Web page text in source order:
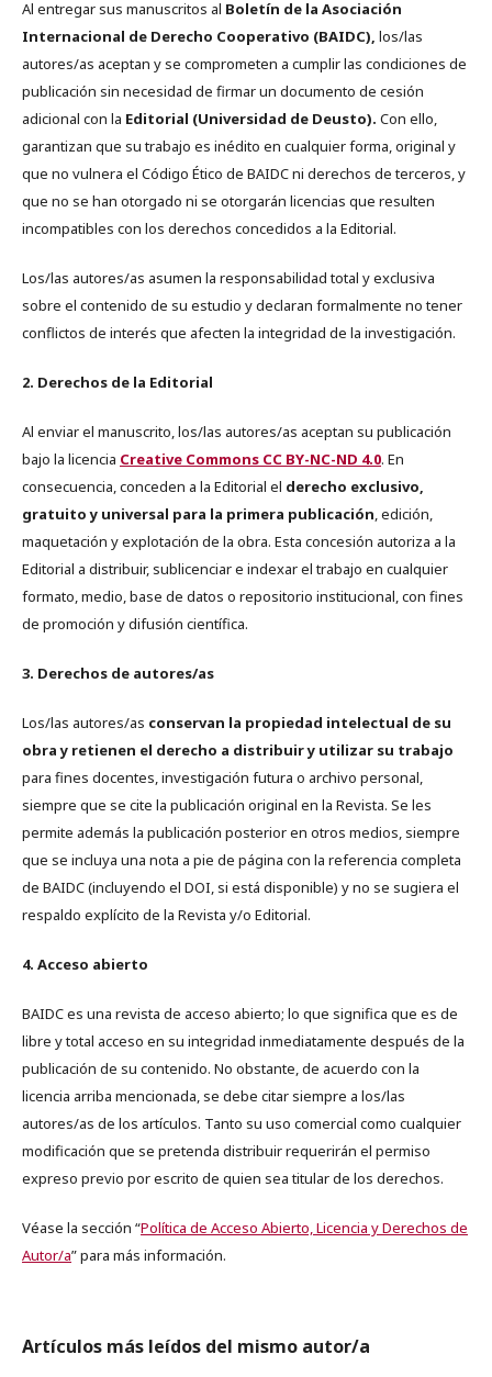
Al entregar sus manuscritos al Boletín de la Asociación
Internacional de Derecho Cooperativo (BAIDC), los/las
autores/as aceptan y se comprometen a cumplir las condiciones de
publicación sin necesidad de firmar un documento de cesión
adicional con la Editorial (Universidad de Deusto). Con ello,
garantizan que su trabajo es inédito en cualquier forma, original y
que no vulnera el Código Ético de BAIDC ni derechos de terceros, y
que no se han otorgado ni se otorgarán licencias que resulten
incompatibles con los derechos concedidos a la Editorial.
Los/las autores/as asumen la responsabilidad total y exclusiva
sobre el contenido de su estudio y declaran formalmente no tener
conflictos de interés que afecten la integridad de la investigación.
2. Derechos de la Editorial
Al enviar el manuscrito, los/las autores/as aceptan su publicación
bajo la licencia Creative Commons CC BY-NC-ND 4.0. En
consecuencia, conceden a la Editorial el derecho exclusivo,
gratuito y universal para la primera publicación, edición,
maquetación y explotación de la obra. Esta concesión autoriza a la
Editorial a distribuir, sublicenciar e indexar el trabajo en cualquier
formato, medio, base de datos o repositorio institucional, con fines
de promoción y difusión científica.
3. Derechos de autores/as
Los/las autores/as conservan la propiedad intelectual de su
obra y retienen el derecho a distribuir y utilizar su trabajo
para fines docentes, investigación futura o archivo personal,
siempre que se cite la publicación original en la Revista. Se les
permite además la publicación posterior en otros medios, siempre
que se incluya una nota a pie de página con la referencia completa
de BAIDC (incluyendo el DOI, si está disponible) y no se sugiera el
respaldo explícito de la Revista y/o Editorial.
4. Acceso abierto
BAIDC es una revista de acceso abierto; lo que significa que es de
libre y total acceso en su integridad inmediatamente después de la
publicación de su contenido. No obstante, de acuerdo con la
licencia arriba mencionada, se debe citar siempre a los/las
autores/as de los artículos. Tanto su uso comercial como cualquier
modificación que se pretenda distribuir requerirán el permiso
expreso previo por escrito de quien sea titular de los derechos.
Véase la sección “Política de Acceso Abierto, Licencia y Derechos de
Autor/a” para más información.
Artículos más leídos del mismo autor/a